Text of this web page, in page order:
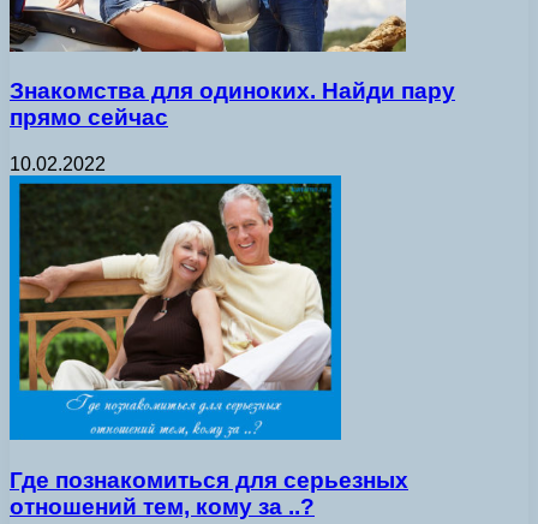
Знакомства для одиноких. Найди пару
прямо сейчас
10.02.2022
Где познакомиться для серьезных
отношений тем, кому за ..?